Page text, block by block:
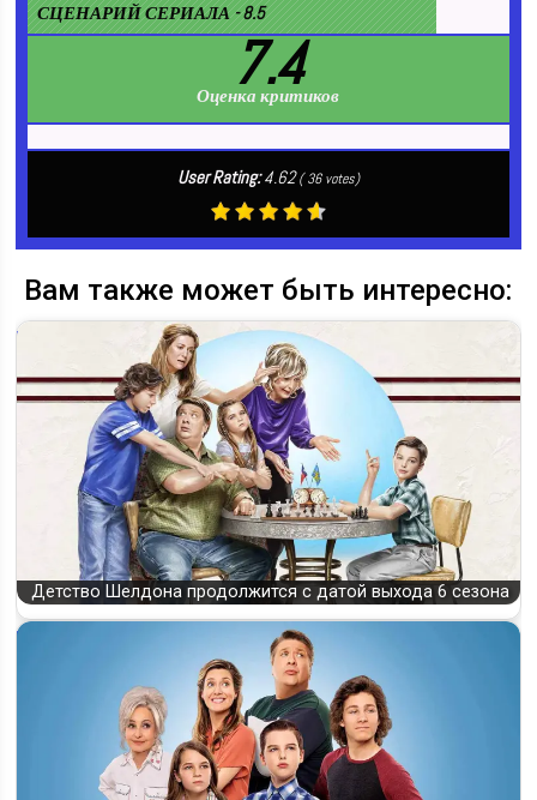
СЦЕНАРИЙ СЕРИАЛА - 8.5
7.4
Оценка критиков
User Rating:4.62 (36votes)
Вам также может быть интересно:
Детство Шелдона продолжится с датой выхода 6 сезона